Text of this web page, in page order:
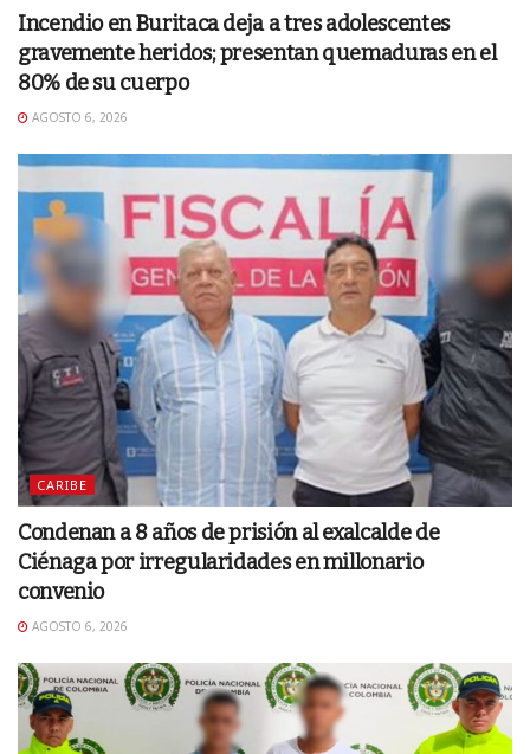
Incendio en Buritaca deja a tres adolescentes
gravemente heridos; presentan quemaduras en el
80% de su cuerpo
AGOSTO 6, 2026
CARIBE
Condenan a 8 años de prisión al exalcalde de
Ciénaga por irregularidades en millonario
convenio
AGOSTO 6, 2026